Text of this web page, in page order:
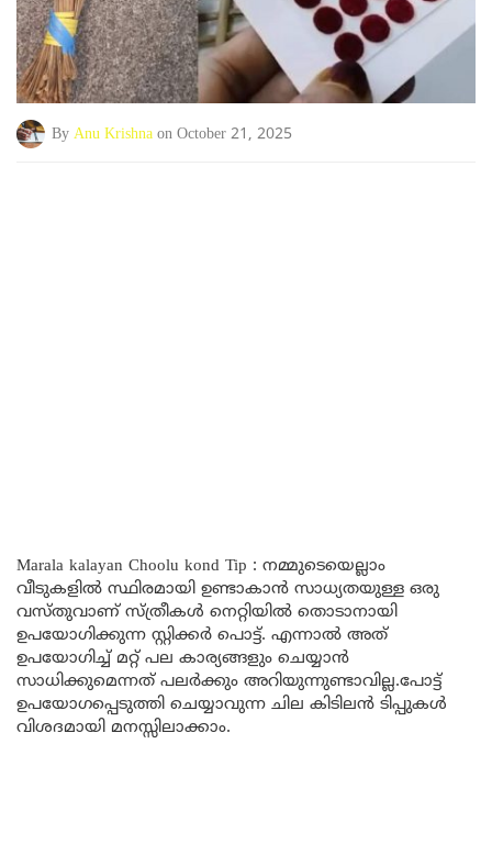
By Anu Krishna on October 21, 2025
Marala kalayan Choolu kond Tip : നമ്മുടെയെല്ലാം
വീടുകളിൽ സ്ഥിരമായി ഉണ്ടാകാൻ സാധ്യതയുള്ള ഒരു
വസ്തുവാണ് സ്ത്രീകൾ നെറ്റിയിൽ തൊടാനായി
ഉപയോഗിക്കുന്ന സ്റ്റിക്കർ പൊട്ട്. എന്നാൽ അത്
ഉപയോഗിച്ച് മറ്റ് പല കാര്യങ്ങളും ചെയ്യാൻ
സാധിക്കുമെന്നത് പലർക്കും അറിയുന്നുണ്ടാവില്ല.പോട്ട്
ഉപയോഗപ്പെടുത്തി ചെയ്യാവുന്ന ചില കിടിലൻ ടിപ്പുകൾ
വിശദമായി മനസ്സിലാക്കാം.